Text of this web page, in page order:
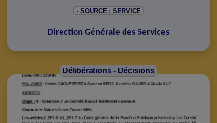
- SOURCE : SERVICE
Direction Générale des Services
Délibérations - Décisions